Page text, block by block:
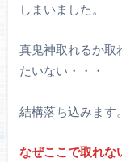
しまいました。
真鬼神取れるか取
たいない・・・
結構落ち込みます
なぜここで取れな